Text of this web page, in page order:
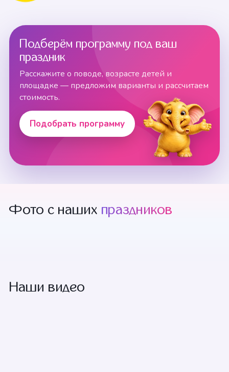
Подберём программу под ваш
праздник
Расскажите о поводе, возрасте детей и
площадке — предложим варианты и рассчитаем
стоимость.
Подобрать программу
Фото с наших праздников
Наши видео